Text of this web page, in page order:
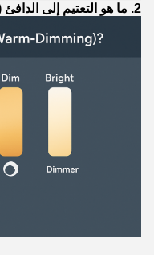
2. ما هو التعتيم إلى الدافئ (التعتيم الدافئ)؟